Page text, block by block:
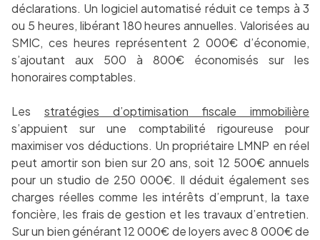
déclarations. Un logiciel automatisé réduit ce temps à 3
ou 5 heures, libérant 180 heures annuelles. Valorisées au
SMIC, ces heures représentent 2 000€ d’économie,
s’ajoutant aux 500 à 800€ économisés sur les
honoraires comptables.
Les stratégies d’optimisation fiscale immobilière
s’appuient sur une comptabilité rigoureuse pour
maximiser vos déductions. Un propriétaire LMNP en réel
peut amortir son bien sur 20 ans, soit 12 500€ annuels
pour un studio de 250 000€. Il déduit également ses
charges réelles comme les intérêts d’emprunt, la taxe
foncière, les frais de gestion et les travaux d’entretien.
Sur un bien générant 12 000€ de loyers avec 8 000€ de